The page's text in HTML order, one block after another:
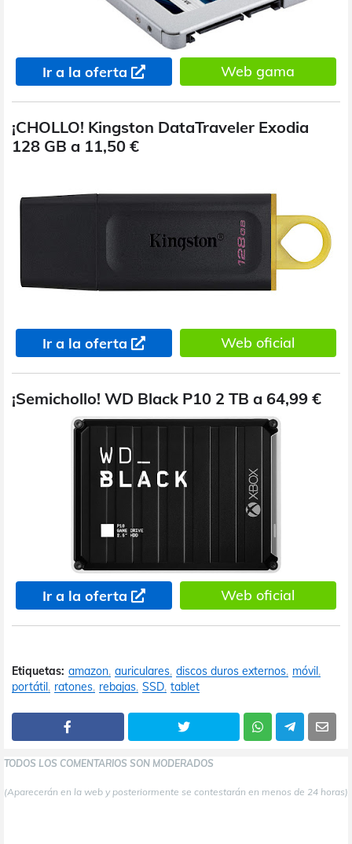
Ir a la oferta Web gama
¡CHOLLO! Kingston DataTraveler Exodia
128 GB a 11,50 €
Ir a la oferta Web oficial
¡Semichollo! WD Black P10 2 TB a 64,99 €
Ir a la oferta Web oficial
Etiquetas: amazon auriculares discos duros externos móvil
portátil ratones rebajas SSD tablet
TODOS LOS COMENTARIOS SON MODERADOS
(Aparecerán en la web y posteriormente se contestarán en menos de 24 horas)